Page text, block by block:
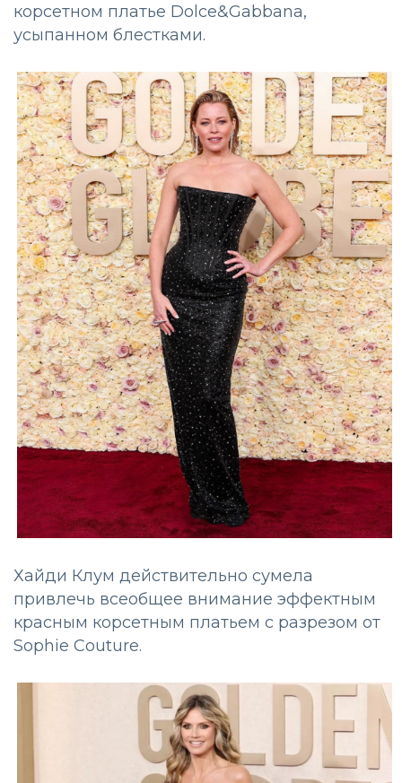
корсетном платье Dolce&Gabbana,
усыпанном блестками.
Хайди Клум действительно сумела
привлечь всеобщее внимание эффектным
красным корсетным платьем с разрезом от
Sophie Couture.